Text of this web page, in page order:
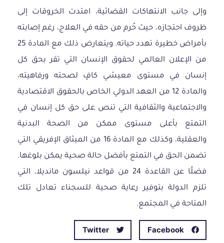
وإلى جانب الانتهاكات القضائية، امتدت الخروقات إلى
ظروف احتجازه، حيث حُرم من حقه في العلاج، رغم إصابته
بأمراض خطيرة تهدد حياته. ويتعارض ذلك مع المادة 25
من الإعلان العالمي لحقوق الإنسان التي تقر بحق كل
إنسان في مستوى معيشي كافٍ لصحته ورفاهيته،
والمادة 12 من العهد الدولي الخاص بالحقوق الاقتصادية
والاجتماعية والثقافية التي تنص على حق كل إنسان في
التمتع بأعلى مستوى ممكن من الصحة البدنية
والعقلية، وكذلك مع المادة 16 من الميثاق الإفريقي التي
تضمن الحق في التمتع بأفضل حالة صحية يمكن بلوغها.
فضلًا عن القاعدة 24 من قواعد نيلسون مانديلا، التي
تلزم الدولة بتوفير رعاية صحية للسجناء تعادل تلك
المتاحة في المجتمع.
Facebook
Twitter